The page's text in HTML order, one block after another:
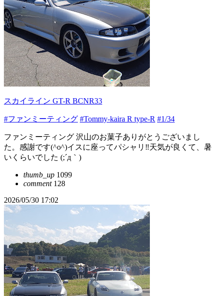
スカイライン GT-R BCNR33
#ファンミーティング #Tommy-kaira R type-R #1/34
ファンミーティング 沢山のお菓子ありがとうございまし
た。感謝です(^o^)イスに座ってパシャリ‼️天気が良くて、暑
いくらいでした (;´д｀)
thumb_up 1099
comment128
2026/05/30 17:02